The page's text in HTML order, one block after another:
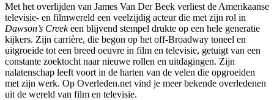
Met het overlijden van James Van Der Beek verliest de Amerikaanse
televisie- en filmwereld een veelzijdig acteur die met zijn rol in
Dawson’s Creekeen blijvend stempel drukte op een hele generatie
kijkers. Zijn carrière, die begon op het off-Broadway toneel en
uitgroeide tot een breed oeuvre in film en televisie, getuigt van een
constante zoektocht naar nieuwe rollen en uitdagingen. Zijn
nalatenschap leeft voort in de harten van de velen die opgroeiden
met zijn werk. Op Overleden.net vind je meer bekende overledenen
uit de wereld van film en televisie.